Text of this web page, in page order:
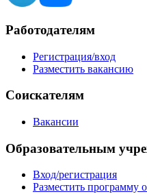
Работодателям
Регистрация/вход
Разместить вакансию
Соискателям
Вакансии
Образовательным
Вход/регистрация
Разместить программу